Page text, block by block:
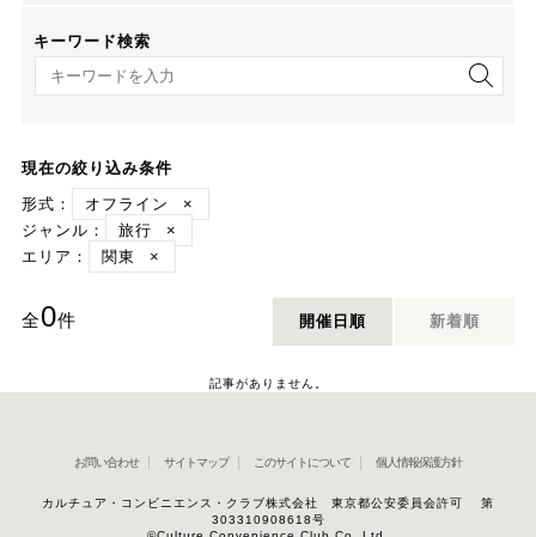
キーワード検索
キーワード検索
現在の絞り込み条件
形式：
オフライン
×
ジャンル：
旅行
×
エリア：
関東 ×
全0件 開催日順 新着順
記事がありません。
お問い合わせ サイトマップ このサイトについて 個人情報保護方針
カルチュア・コンビニエンス・クラブ株式会社 東京都公安委員会許可 第
303310908618号